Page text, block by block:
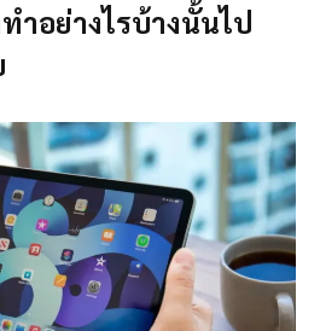
ำอย่างไรบ้างนั้นไป